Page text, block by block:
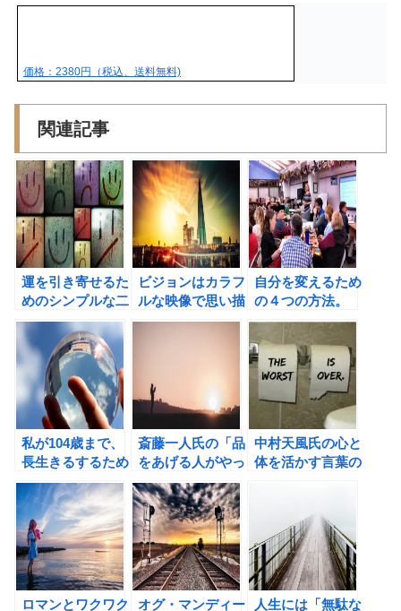
価格：2380円（税込、送料無料)
関連記事
運を引き寄せるた
めのシンプルな二
つのルール
ビジョンはカラフ
ルな映像で思い描
こう！目標を映像
自分を変えるため
の４つの方法。
「何を捨て何を残
すかで人生は決ま
る」（本田直之
著）の書評
私が104歳まで、
長生きるするため
にすべきこと
斎藤一人氏の「品
をあげる人がやっ
ていること」の書
評
中村天風氏の心と
体を活かす言葉の
ロマンとワクワク
オグ・マンディー
人生には「無駄な